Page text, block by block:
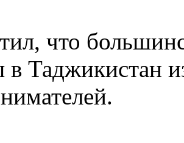
что
в Таджикистан